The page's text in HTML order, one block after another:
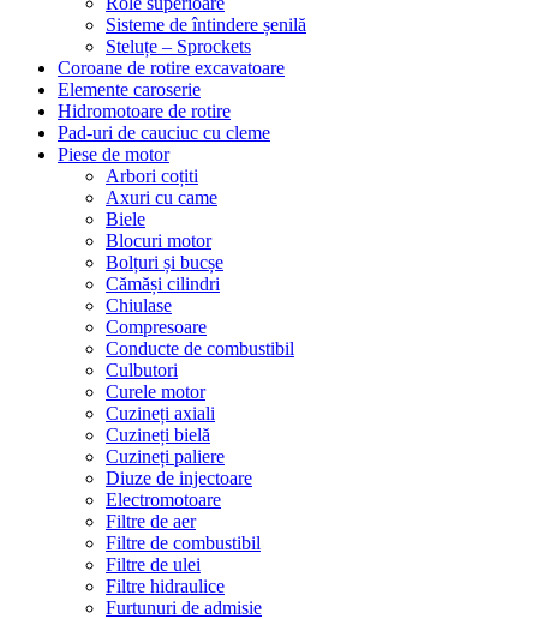
Sisteme de întindere șenilă
Steluțe – Sprockets
Coroane de rotire excavatoare
Elemente caroserie
Hidromotoare de rotire
Pad-uri de cauciuc cu cleme
Piese de motor
Arbori coțiti
Axuri cu came
Biele
Blocuri motor
Bolțuri și bucșe
Cămăși cilindri
Chiulase
Compresoare
Conducte de combustibil
Culbutori
Curele motor
Cuzineți axiali
Cuzineți bielă
Cuzineți paliere
Diuze de injectoare
Electromotoare
Filtre de aer
Filtre de combustibil
Filtre de ulei
Filtre hidraulice
Furtunuri de admisie